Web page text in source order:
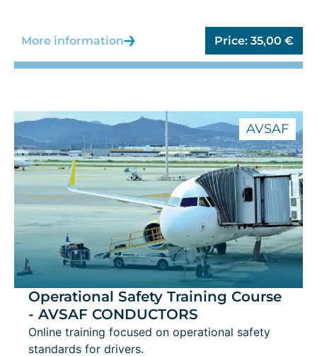
More information Price: 35,00 €
Operational Safety Training Course
- AVSAF CONDUCTORS
Online training focused on operational safety
standards for drivers.
AVSAF